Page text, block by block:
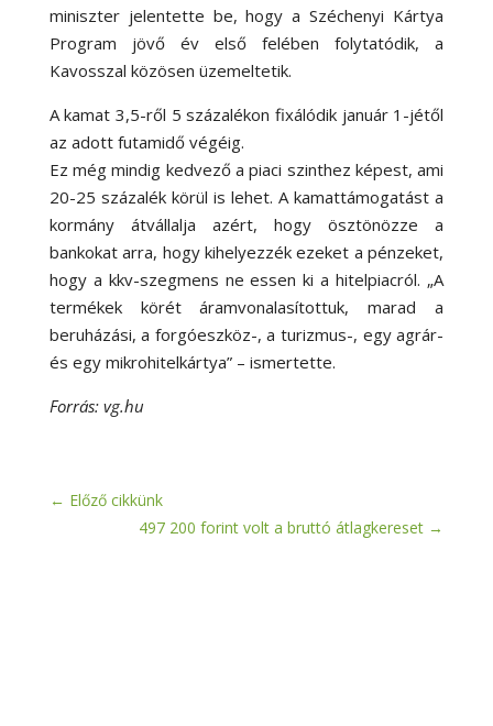
miniszter jelentette be, hogy a Széchenyi Kártya
Program jövő év első felében folytatódik, a
Kavosszal közösen üzemeltetik.
A kamat 3,5-ről 5 százalékon fixálódik január 1-jétől
az adott futamidő végéig.
Ez még mindig kedvező a piaci szinthez képest, ami
20-25 százalék körül is lehet. A kamattámogatást a
kormány átvállalja azért, hogy ösztönözze a
bankokat arra, hogy kihelyezzék ezeket a pénzeket,
hogy a kkv-szegmens ne essen ki a hitelpiacról. „A
termékek körét áramvonalasítottuk, marad a
beruházási, a forgóeszköz-, a turizmus-, egy agrár-
és egy mikrohitelkártya” – ismertette.
Forrás: vg.hu
← Előző cikkünk
497 200 forint volt a bruttó átlagkereset →